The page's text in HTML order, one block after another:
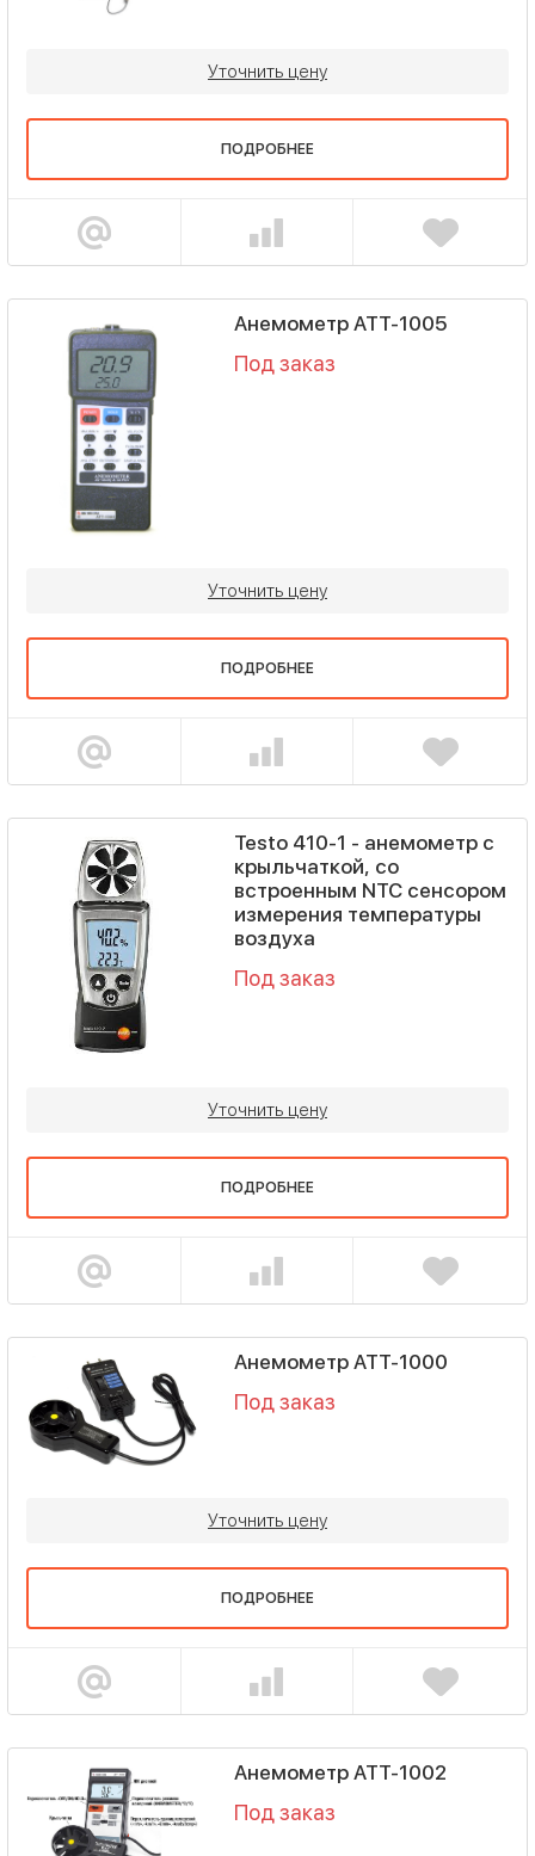
Уточнить цену
ПОДРОБНЕЕ
Анемометр АТТ-1005
Под заказ
Уточнить цену
ПОДРОБНЕЕ
Testo 410-1 - анемометр с
крыльчаткой, со
встроенным NTC сенсором
измерения температуры
воздуха
Под заказ
Уточнить цену
ПОДРОБНЕЕ
Анемометр АТТ-1000
Под заказ
Уточнить цену
ПОДРОБНЕЕ
Анемометр АТТ-1002
Под заказ